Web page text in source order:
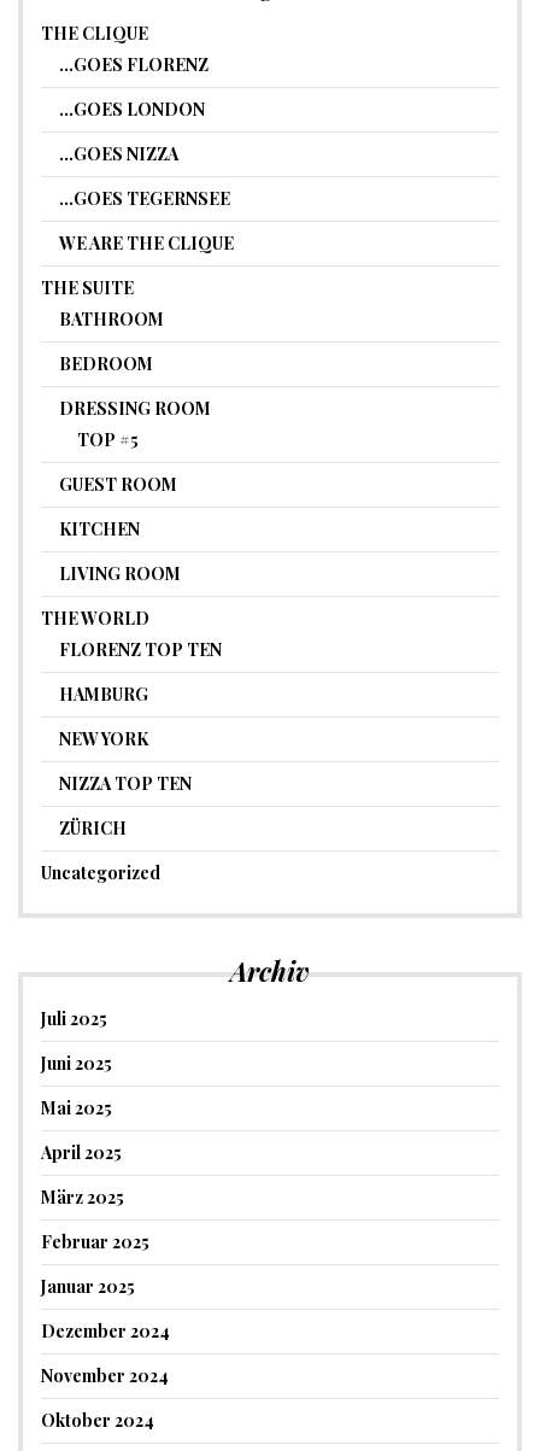
THE CLIQUE
…GOES FLORENZ
…GOES LONDON
…GOES NIZZA
…GOES TEGERNSEE
WE ARE THE CLIQUE
THE SUITE
BATHROOM
BEDROOM
DRESSING ROOM
TOP #5
GUEST ROOM
KITCHEN
LIVING ROOM
THE WORLD
FLORENZ TOP TEN
HAMBURG
NEW YORK
NIZZA TOP TEN
ZÜRICH
Uncategorized
Archiv
Juli 2025
Juni 2025
Mai 2025
April 2025
März 2025
Februar 2025
Januar 2025
Dezember 2024
November 2024
Oktober 2024